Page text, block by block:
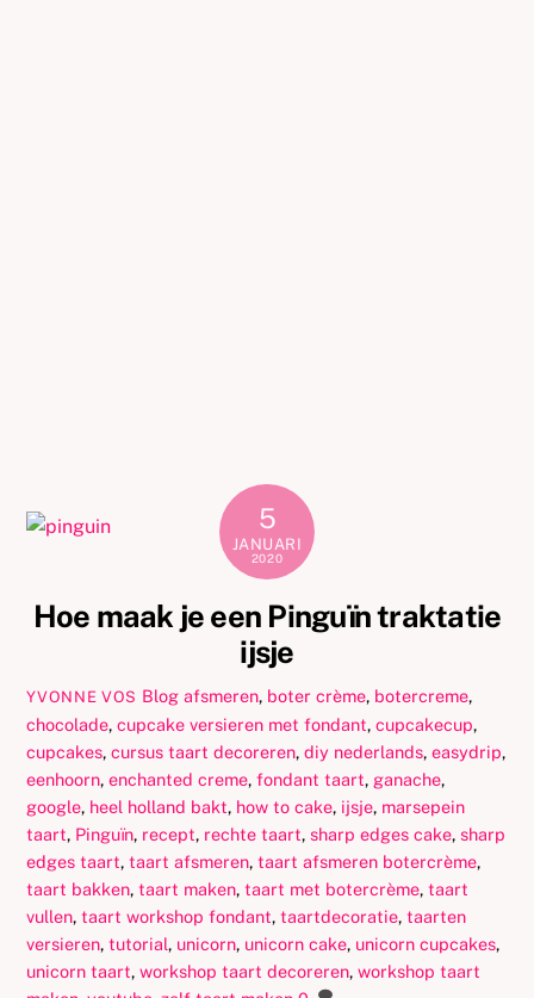
5
JANUARI
2020
Hoe maak je een Pinguïn traktatie
ijsje
YVONNE VOS Blog afsmeren, boter crème, botercreme,
chocolade,cupcake versieren met fondant,cupcakecup,
cupcakes,cursus taart decoreren,diy nederlands,easydrip,
eenhoorn,enchanted creme,fondant taart, ganache,
google, heel holland bakt, how to cake, ijsje, marsepein
taart, Pinguïn, recept, rechte taart,sharp edges cake,sharp
edges taart,taart afsmeren,taart afsmeren botercrème,
taart bakken,taart maken,taart met botercrème,taart
vullen,taart workshop fondant,taartdecoratie,taarten
versieren,tutorial, unicorn, unicorn cake, unicorn cupcakes,
unicorn taart,workshop taart decoreren,workshop taart